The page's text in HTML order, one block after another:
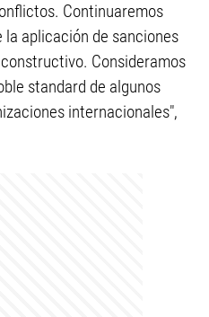
Continuaremos
aplicación de sanciones
Consideramos
standard de algunos
internacionales",